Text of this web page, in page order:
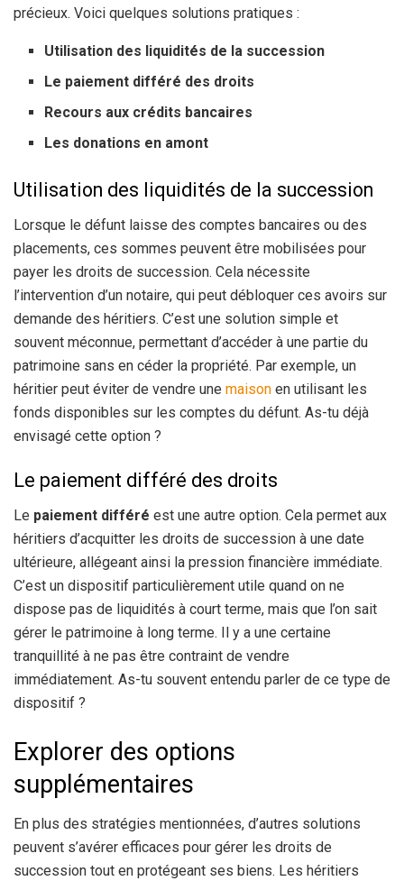
précieux. Voici quelques solutions pratiques :
Utilisation des liquidités de la succession
Le paiement différé des droits
Recours aux crédits bancaires
Les donations en amont
Utilisation des liquidités de la succession
Lorsque le défunt laisse des comptes bancaires ou des
placements, ces sommes peuvent être mobilisées pour
payer les droits de succession. Cela nécessite
l’intervention d’un notaire, qui peut débloquer ces avoirs sur
demande des héritiers. C’est une solution simple et
souvent méconnue, permettant d’accéder à une partie du
patrimoine sans en céder la propriété. Par exemple, un
héritier peut éviter de vendre une maison en utilisant les
fonds disponibles sur les comptes du défunt. As-tu déjà
envisagé cette option ?
Le paiement différé des droits
Le paiement différé est une autre option. Cela permet aux
héritiers d’acquitter les droits de succession à une date
ultérieure, allégeant ainsi la pression financière immédiate.
C’est un dispositif particulièrement utile quand on ne
dispose pas de liquidités à court terme, mais que l’on sait
gérer le patrimoine à long terme. Il y a une certaine
tranquillité à ne pas être contraint de vendre
immédiatement. As-tu souvent entendu parler de ce type de
dispositif ?
Explorer des options
supplémentaires
En plus des stratégies mentionnées, d’autres solutions
peuvent s’avérer efficaces pour gérer les droits de
succession tout en protégeant ses biens. Les héritiers